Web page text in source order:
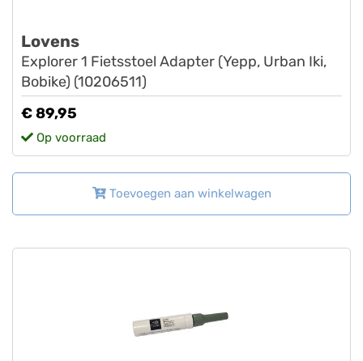
Lovens
Explorer 1 Fietsstoel Adapter (Yepp, Urban Iki,
Bobike) (10206511)
€ 89,95
Op voorraad
Toevoegen aan winkelwagen